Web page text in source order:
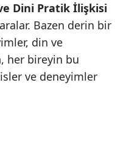
Dini Pratik İlişkisi
Bazen derin bir
din ve
her bireyin bu
ve deneyimler